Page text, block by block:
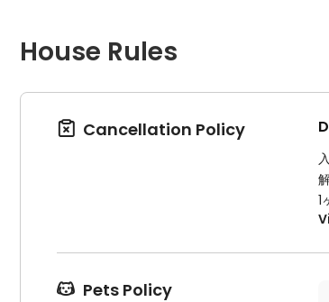
House Rules
 Cancellation Policy
1
 Pets Policy